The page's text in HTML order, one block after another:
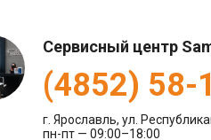
Сервисный центр
(4852) 58-
г. Ярославль, ул.
пн-пт — 09:00–18:00